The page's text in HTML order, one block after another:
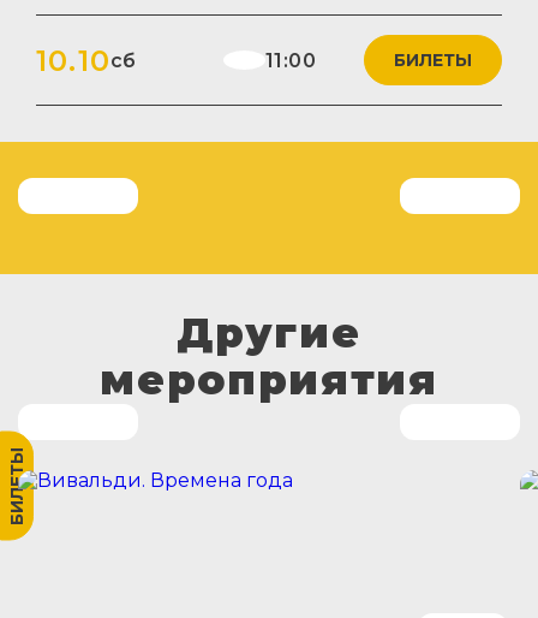
БИЛЕТЫ
10.10сб 11:00 БИЛЕТЫ
Другие
мероприятия